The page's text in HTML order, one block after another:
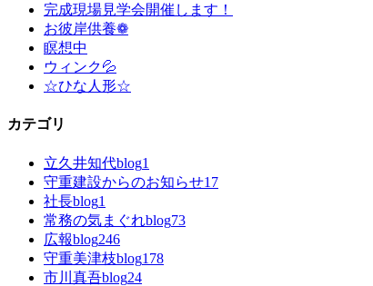
完成現場見学会開催します！
お彼岸供養❁
瞑想中
ウィンク💦
☆ひな人形☆
カテゴリ
立久井知代blog1
守重建設からのお知らせ17
社長blog1
常務の気まぐれblog73
広報blog246
守重美津枝blog178
市川真吾blog24